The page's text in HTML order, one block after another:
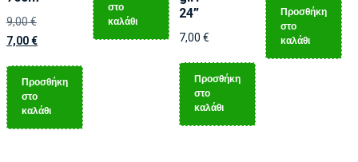
9,00€
7,00€
Προσθήκη
στο
καλάθι
στο
καλάθι
24”
7,00 €
Προσθήκη
στο
καλάθι
Προσθήκη
στο
καλάθι